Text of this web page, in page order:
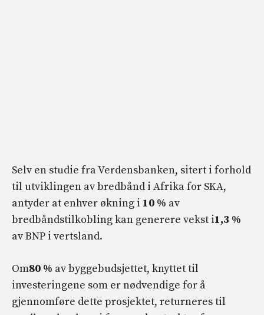
Selv en studie fra Verdensbanken, sitert i forhold
til utviklingen av bredbånd i Afrika for SKA,
antyder at enhver økning i 10 % av
bredbåndstilkobling kan generere vekst i1,3 %
av BNP i vertsland.
Om80 % av byggebudsjettet, knyttet til
investeringene som er nødvendige for å
gjennomføre dette prosjektet, returneres til